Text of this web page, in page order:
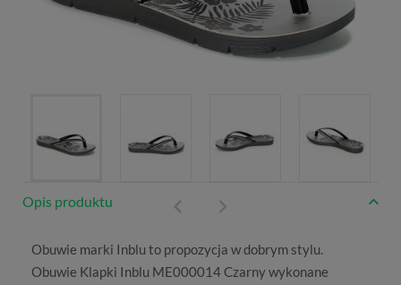
Opis produktu
Obuwie marki Inblu to propozycja w dobrym stylu.
Obuwie Klapki Inblu ME000014 Czarny wykonane